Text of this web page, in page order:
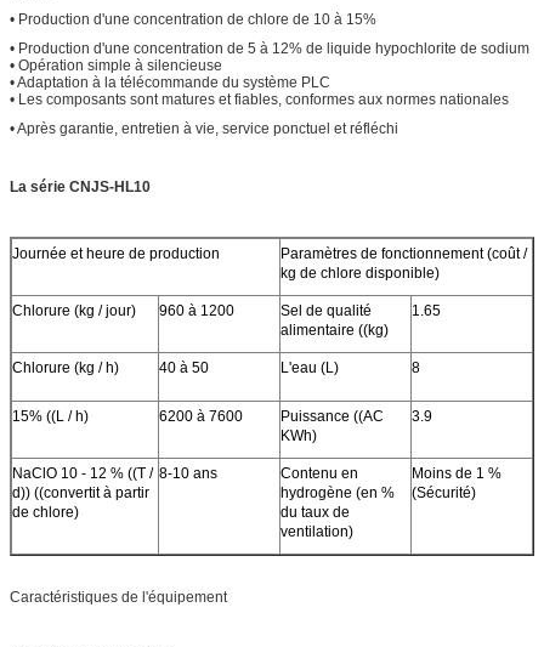
• Production d'une concentration de chlore de 10 à 15%
• Production d'une concentration de 5 à 12% de liquide hypochlorite de sodium
• Opération simple à silencieuse
• Adaptation à la télécommande du système PLC
• Les composants sont matures et fiables, conformes aux normes nationales
• Après garantie, entretien à vie, service ponctuel et réfléchi
La série CNJS-HL10
Journée et heure de production
Paramètres de fonctionnement (coût /
kg de chlore disponible)
Chlorure (kg / jour) 960 à 1200
Sel de qualité
alimentaire ((kg)
1.65
Chlorure (kg / h) 40 à 50 L'eau (L) 8
15% ((L / h) 6200 à 7600
Puissance ((AC
KWh)
3.9
NaClO 10 - 12 % ((T /
d)) ((convertit à partir
de chlore)
8-10 ans
Contenu en
hydrogène (en %
du taux de
ventilation)
Moins de 1 %
(Sécurité)
Caractéristiques de l'équipement